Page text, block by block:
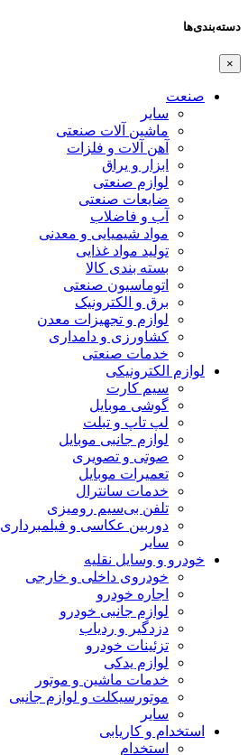
دسته‌بندی‌ها
×
صنعت
سایر
ماشین آلات صنعتی
آهن آلات و فلزات
ابزار و یراق
لوازم صنعتی
ضایعات صنعتی
آب و فاضلاب
مواد شیمیایی و معدنی
تولید مواد غذایی
بسته بندی کالا
اتوماسیون صنعتی
برق و الکترونیک
لوازم و تجهیزات معدن
کشاورزی و دامداری
خدمات صنعتی
لوازم الکترونیکی
سیم کارت
گوشی موبایل
لپ تاپ و تبلت
لوازم جانبی موبایل
صوتی و تصویری
تعمیرات موبایل
خدمات سانترال
تلفن بی‌سیم رومیزی
دوربین عکاسی و فیلمبرداری
سایر
خودرو و وسایل نقلیه
خودروی داخلی و خارجی
اجاره خودرو
لوازم جانبی خودرو
دزدگیر و ردیاب
تزئینات خودرو
لوازم یدکی
خدمات ماشین و موتور
موتورسیکلت و لوازم جانبی
سایر
استخدام و کاریابی
استخدام